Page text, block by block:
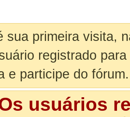
sua primeira visita,
registrado
e participe do fórum.
usuários